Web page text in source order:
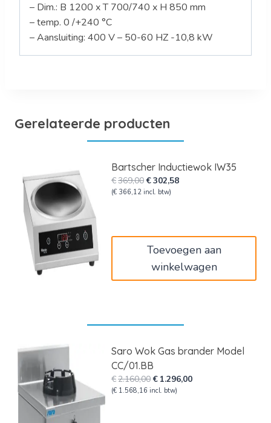
– Dim.: B 1200 x T 700/740 x H 850 mm
– temp. 0 /+240 °C
– Aansluiting: 400 V – 50-60 HZ -10,8 kW
Gerelateerde producten
Bartscher Inductiewok IW35
€369,00Oorspronkelijke
prijs
€302,58Huidige
(€ 366,12 incl. btw)
Toevoegen aan
winkelwagen
Saro Wok Gas brander Model
CC/01.BB
€2.160,00Oorspronkelijke
prijs
€ 1.296,00Huidige
(€ 1.568,16 incl. btw)